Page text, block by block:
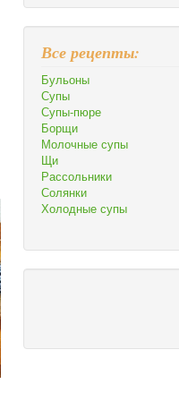
Все рецепты:
Бульоны
Супы
Супы-пюре
Борщи
Молочные супы
Щи
Рассольники
Солянки
Холодные супы